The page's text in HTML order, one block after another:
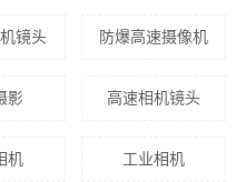
镜头 防爆高速摄像机
影 高速相机镜头
机 工业相机